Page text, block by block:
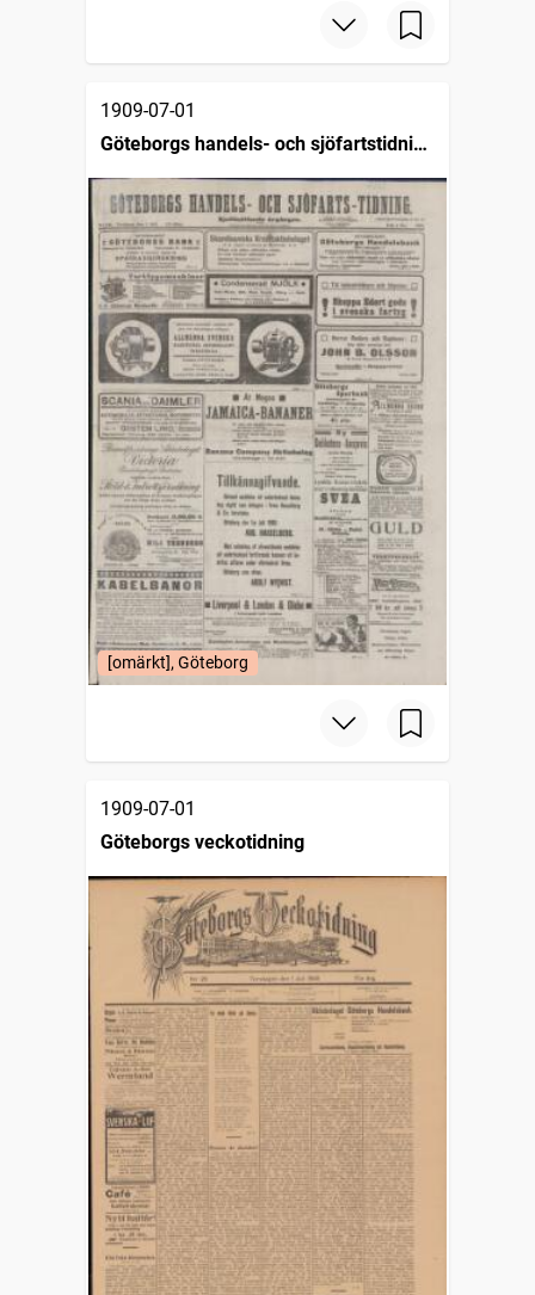
1909-07-01
Göteborgs handels- och sjöfartstidning
(1832)
[omärkt], Göteborg
1909-07-01
Göteborgs veckotidning